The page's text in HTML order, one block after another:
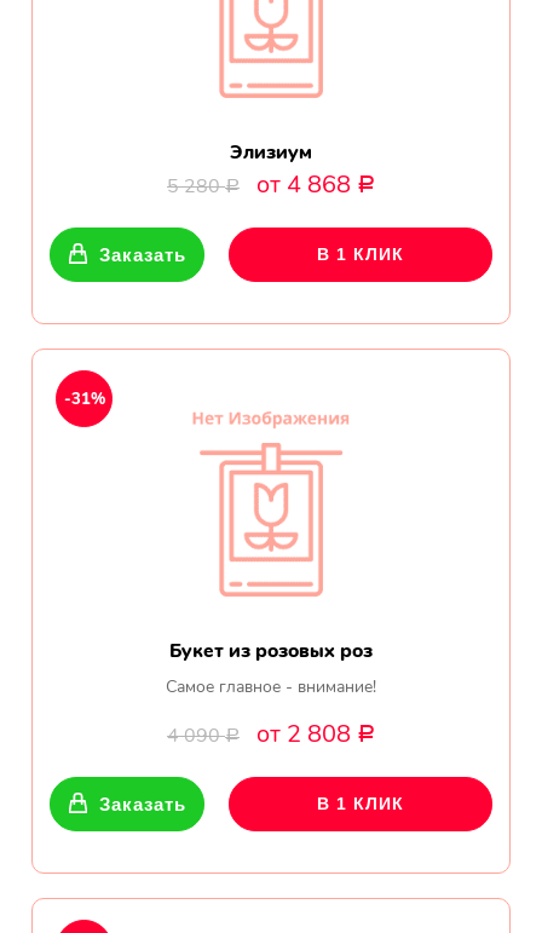
Элизиум
5 280Р от 4 868 Р
Заказать В 1 КЛИК
Букет из розовых роз
Самое главное - внимание!
4 090Р от 2 808 Р
-31%
Заказать В 1 КЛИК